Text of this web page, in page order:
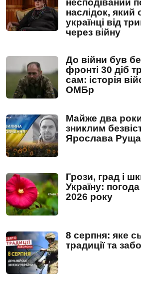
несподіваний
наслідок, який
українці від
через війну
До війни був
фронті 30 діб
сам: історія
ОМБр
Майже два
зниклим
Ярослава
Грози, град і
Україну:
2026 року
8 серпня: яке
традиції та